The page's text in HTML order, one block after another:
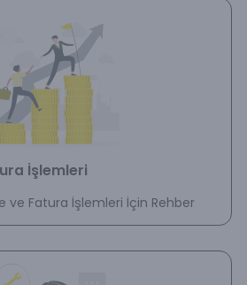
İşlemleri
ve Fatura İşlemleri İçin Rehber